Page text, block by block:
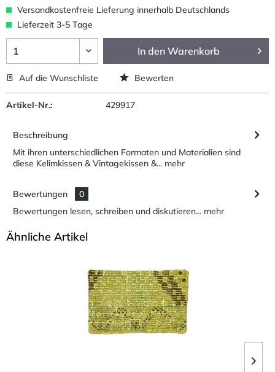
Versandkostenfreie Lieferung innerhalb Deutschlands
Lieferzeit 3-5 Tage
In den Warenkorb
Auf die Wunschliste Bewerten
Artikel-Nr.: 429917
Beschreibung
Mit ihren unterschiedlichen Formaten und Materialien sind
diese Kelimkissen & Vintagekissen &... mehr
Bewertungen
0
Bewertungen lesen, schreiben und diskutieren... mehr
Ähnliche Artikel